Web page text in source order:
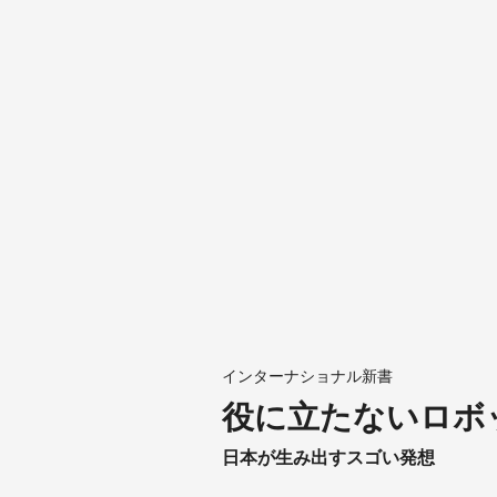
インターナショナル新書
役に立たないロボ
日本が生み出すスゴい発想